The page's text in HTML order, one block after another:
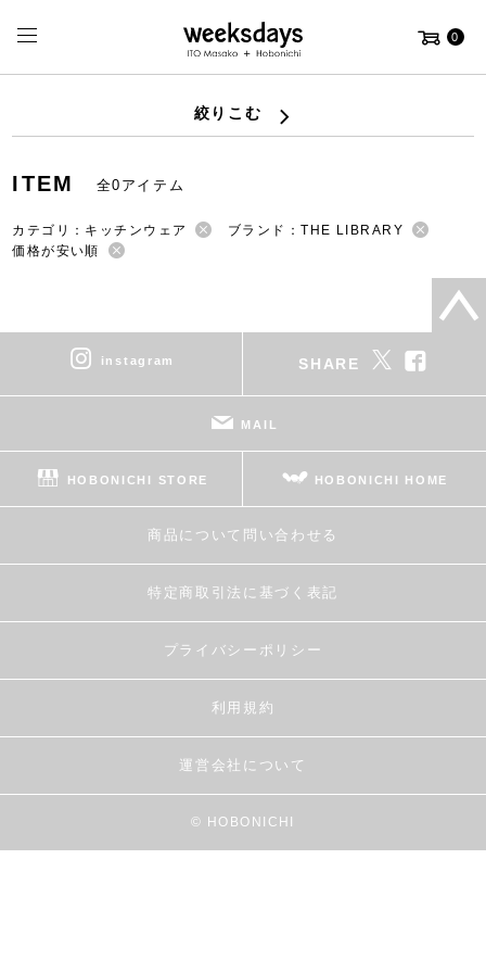
0
絞りこむ
ITEM 全0アイテム
カテゴリ：キッチンウェア
ブランド：THE LIBRARY
価格が安い順
instagram SHARE
MAIL
HOBONICHI STORE HOBONICHI HOME
商品について問い合わせる
特定商取引法に基づく表記
プライバシーポリシー
利用規約
運営会社について
© HOBONICHI